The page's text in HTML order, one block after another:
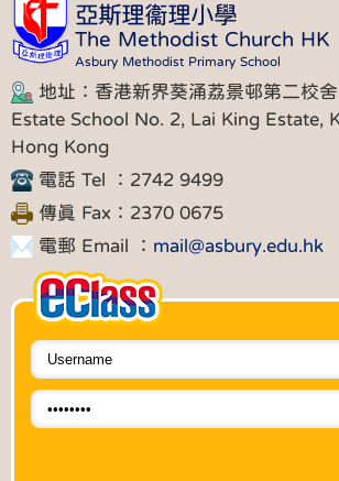
亞斯理衞理小學
The Methodist Church HK
Asbury Methodist Primary School
地址：香港新界葵涌荔景邨第二校舍
Estate School No. 2, Lai King Estate,
Hong Kong
電話 Tel ：2742 9499
傳真 Fax：2370 0675
電郵 Email ： mail@asbury.edu.hk